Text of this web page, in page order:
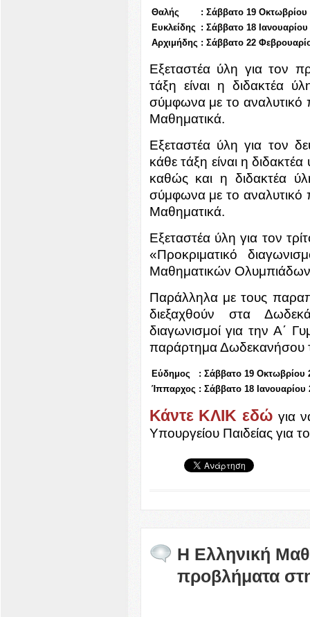
Θαλής : Σάββατο 19 Οκτωβρίου
Ευκλείδης : Σάββατο 18 Ιανουαρίου
Αρχιμήδης : Σάββατο 22
Εξεταστέα ύλη για τον
τάξη είναι η διδακτέα
σύμφωνα με το αναλυτικό
Μαθηματικά.
Εξεταστέα ύλη για τον
κάθε τάξη είναι η
καθώς και η διδακτέα
σύμφωνα με το αναλυτικό
Μαθηματικά.
Εξεταστέα ύλη για τον
«Προκριματικό
Μαθηματικών
Παράλληλα με τους
διεξαχθούν στα
διαγωνισμοί για την Α΄
παράρτημα Δωδεκανήσου
Εύδημος : Σάββατο 19 Οκτωβρίου
Ίππαρχος : Σάββατο 18 Ιανουαρίου
Κάντε ΚΛΙΚ εδώ για
Υπουργείου Παιδείας για
Η Ελληνική
προβλήματα